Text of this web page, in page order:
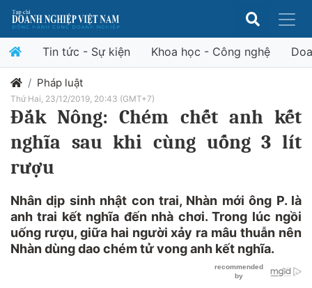
Tin tức - Sự kiện Khoa học - Công nghệ
Pháp luật
Thứ Hai, 23/12/2019, 20:43 (GMT+7)
Đắk Nông: Chém chết anh kết
nghĩa sau khi cùng uống 3 lít
rượu
Nhân dịp sinh nhật con trai, Nhàn mới ông P. là
anh trai kết nghĩa đến nhà chơi. Trong lúc ngồi
uống rượu, giữa hai người xảy ra mâu thuẫn nên
Nhàn dùng dao chém tử vong anh kết nghĩa.